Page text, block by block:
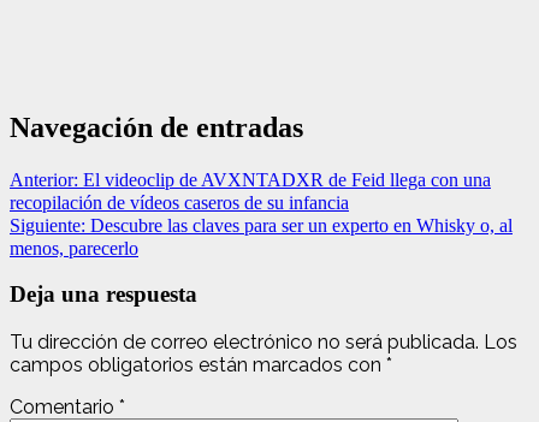
Navegación de entradas
Anterior: El videoclip de AVXNTADXR de Feid llega con una
recopilación de vídeos caseros de su infancia
Siguiente: Descubre las claves para ser un experto en Whisky o, al
menos, parecerlo
Deja una respuesta
Tu dirección de correo electrónico no será publicada. Los
campos obligatorios están marcados con *
Comentario *